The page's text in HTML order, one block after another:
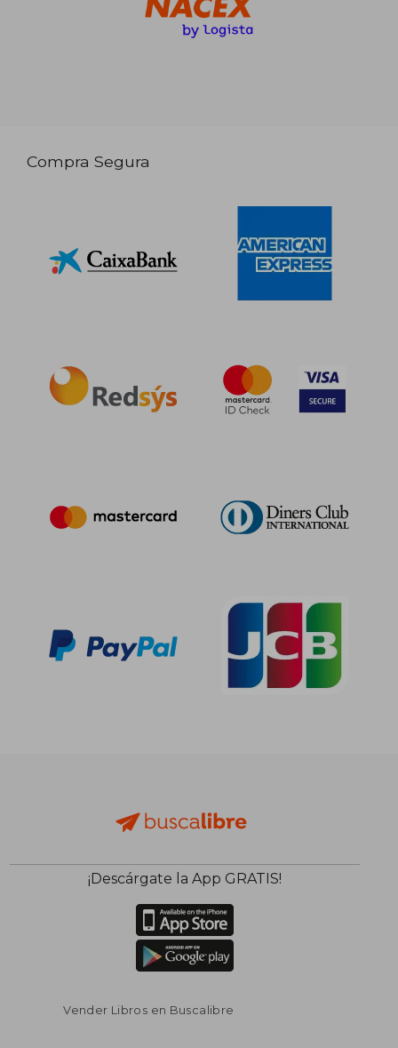
Compra Segura
¡Descárgate la App GRATIS!
Vender Libros en Buscalibre